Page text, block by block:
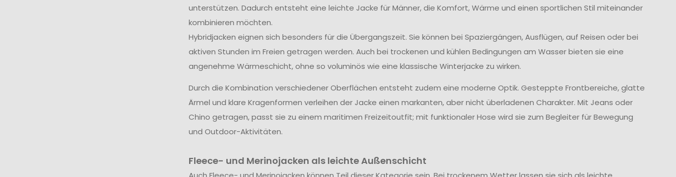
unterstützen. Dadurch entsteht eine leichte Jacke für Männer, die Komfort, Wärme und einen sportlichen Stil miteinander
kombinieren möchten.
Hybridjacken eignen sich besonders für die Übergangszeit. Sie können bei Spaziergängen, Ausflügen, auf Reisen oder bei
aktiven Stunden im Freien getragen werden. Auch bei trockenen und kühlen Bedingungen am Wasser bieten sie eine
angenehme Wärmeschicht, ohne so voluminös wie eine klassische Winterjacke zu wirken.
Durch die Kombination verschiedener Oberflächen entsteht zudem eine moderne Optik. Gesteppte Frontbereiche, glatte
Ärmel und klare Kragenformen verleihen der Jacke einen markanten, aber nicht überladenen Charakter. Mit Jeans oder
Chino getragen, passt sie zu einem maritimen Freizeitoutfit; mit funktionaler Hose wird sie zum Begleiter für Bewegung
und Outdoor-Aktivitäten.
Fleece- und Merinojacken als leichte Außenschicht